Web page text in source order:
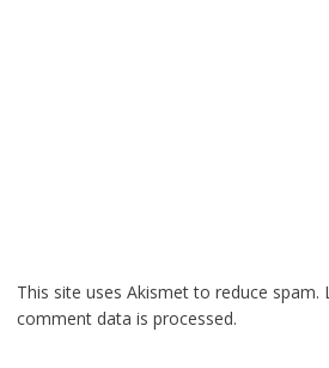
This site uses Akismet to reduce spam.
comment data is processed.